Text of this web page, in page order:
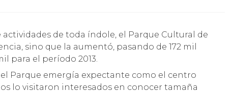
sino que la aumentó, pasando de 172 mil
para el período 2013.
Parque emergía expectante como el centro
lo visitaron interesados en conocer tamaña